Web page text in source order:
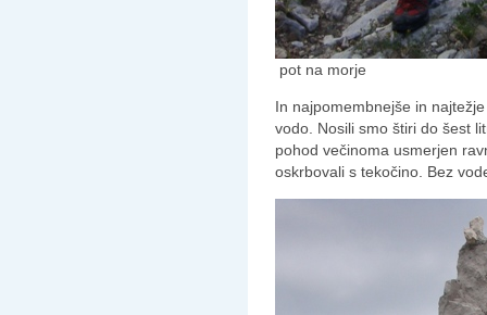
pot na morje
In najpomembnejše in
vodo. Nosili smo štiri do šest
pohod večinoma usmerjen
oskrbovali s tekočino. Bez